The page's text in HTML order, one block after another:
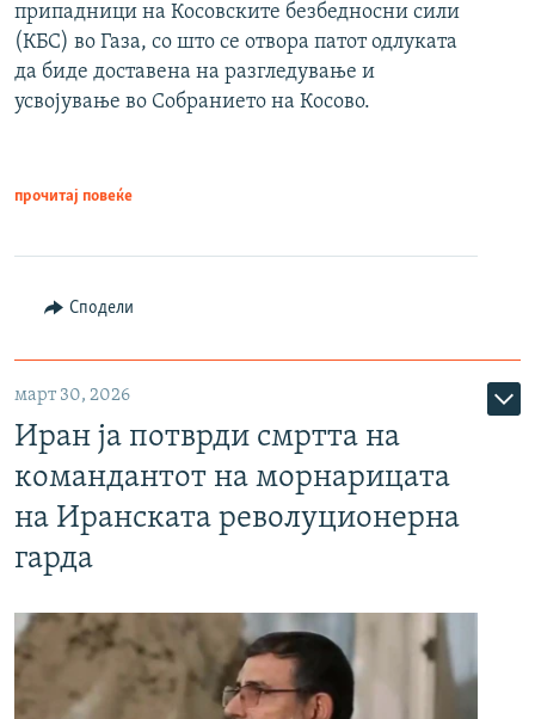
припадници на Косовските безбедносни сили
(КБС) во Газа, со што се отвора патот одлуката
да биде доставена на разгледување и
усвојување во Собранието на Косово.
прочитај повеќе
Сподели
март 30, 2026
Иран ја потврди смртта на
командантот на морнарицата
на Иранската револуционерна
гарда